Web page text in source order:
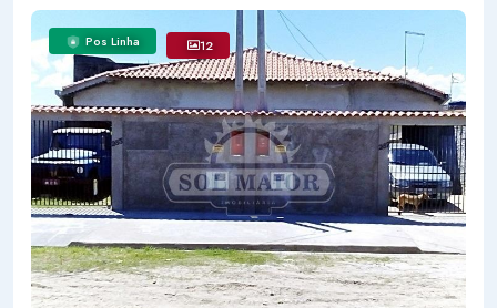
Pos Linha 12